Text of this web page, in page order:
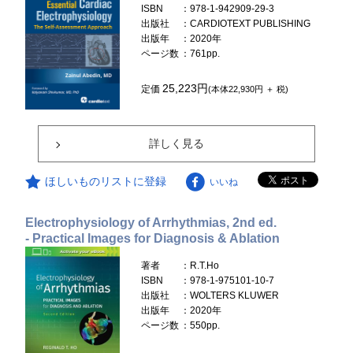
ISBN
：978-1-942909-29-3
出版社
：CARDIOTEXT PUBLISHING
出版年
：2020年
ページ数 ：761pp.
定価 25,223円(本体22,930円 ＋ 税)
詳しく見る
ほしいものリストに登録 いいね
Electrophysiology of Arrhythmias, 2nd ed.
- Practical Images for Diagnosis & Ablation
著者
：R.T.Ho
ISBN
：978-1-975101-10-7
出版社
：WOLTERS KLUWER
出版年
：2020年
ページ数 ：550pp.